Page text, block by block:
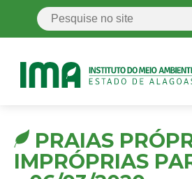
PRAIAS
IMPRÓPRIAS